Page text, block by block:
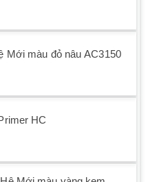
Mới màu đỏ nâu AC3150
HC